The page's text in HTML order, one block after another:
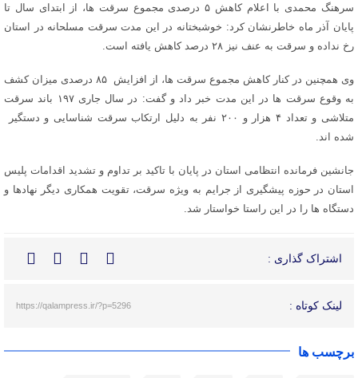
سرهنگ محمدی با اعلام کاهش ۵ درصدی مجموع سرقت ها، از ابتدای سال تا
پایان آذر ماه خاطرنشان کرد: خوشبختانه در این مدت سرقت مسلحانه در استان
رخ نداده و سرقت به عنف نیز ۲۸ درصد کاهش یافته است.
وی همچنین در کنار کاهش مجموع سرقت ها، از افزایش ۸۵ درصدی میزان کشف
به وقوع سرقت ها در این مدت خبر داد و گفت: در سال جاری ۱۹۷ باند سرقت
متلاشی و تعداد ۴ هزار و ۲۰۰ نفر به دلیل ارتکاب سرقت شناسایی و دستگیر
شده اند.
جانشین فرمانده انتظامی استان در پایان با تاکید بر تداوم و تشدید اقدامات پلیس
استان در حوزه پیشگیری از جرایم به ویژه سرقت، تقویت همکاری دیگر نهادها و
دستگاه ها را در این راستا خواستار شد.
اشتراک گذاری :
لینک کوتاه : https://qalampress.ir/?p=5296
برچسب ها